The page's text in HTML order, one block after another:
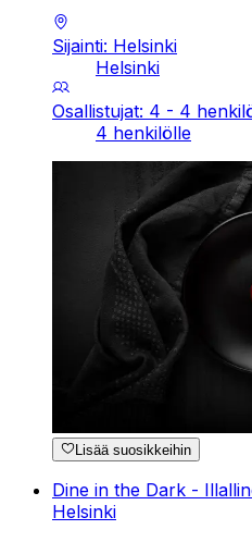
Sijainti: Helsinki
Helsinki
Osallistujat: 4 - 4
4 henkilölle
Lisää suosikkeihin
Dine in the Dark -
Helsinki